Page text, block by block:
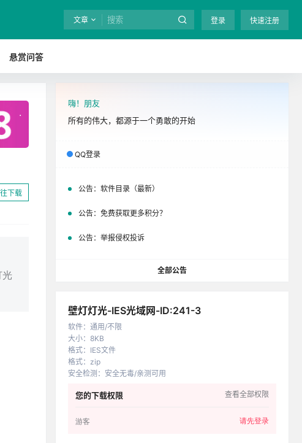
文章 登录 快速注册
悬赏问答
. 全站终身免费下载！ 立即开通
下载
光
嗨！朋友
所有的伟大，都源于一个勇敢的开始
QQ登录
公告： 软件目录（最新）
公告： 免费获取更多积分？
公告： 举报侵权投诉
全部公告
壁灯灯光-IES光域网-ID:241-3
软件： 通用/不限
大小： 8KB
格式： IES文件
格式： zip
安全检测 ： 安全无毒/亲测可用
您的下载权限 查看全部权限
游客 请先登录